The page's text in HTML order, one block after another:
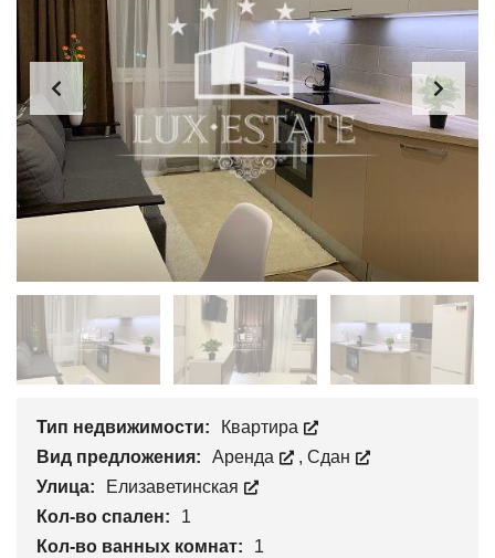
Тип недвижимости:
Квартира
Вид предложения:
Аренда , Сдан
Улица:
Елизаветинская
Кол-во спален:
1
Кол-во ванных комнат:
1